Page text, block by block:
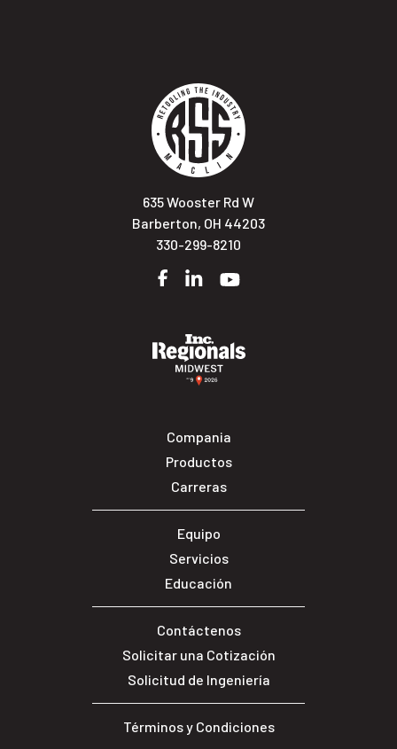
635 Wooster Rd W
Barberton, OH 44203
330-299-8210
FacebookLinkedInYouTube
Compania
Productos
Carreras
Equipo
Servicios
Educación
Contáctenos
Solicitar una Cotización
Solicitud de Ingeniería
Términos y Condiciones